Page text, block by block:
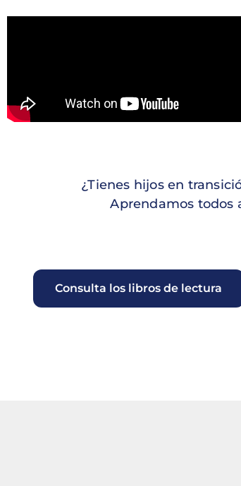
¿Tienes hijos en
Aprendamos todos
Consulta los libros de lectura